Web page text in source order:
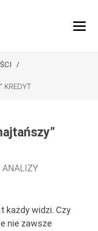
KREDYT
ANALIZY
każdy widzi. Czy
nie zawsze